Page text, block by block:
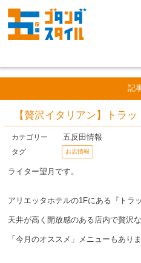
記
【贅沢イタリアン】トラ
カテゴリー 五反田情報
タグ お店情報
ライター望月です。
アリエッタホテルの1Fにある『トラ
天井が高く開放感のある店内で贅沢
「今月のオススメ」メニューもありま